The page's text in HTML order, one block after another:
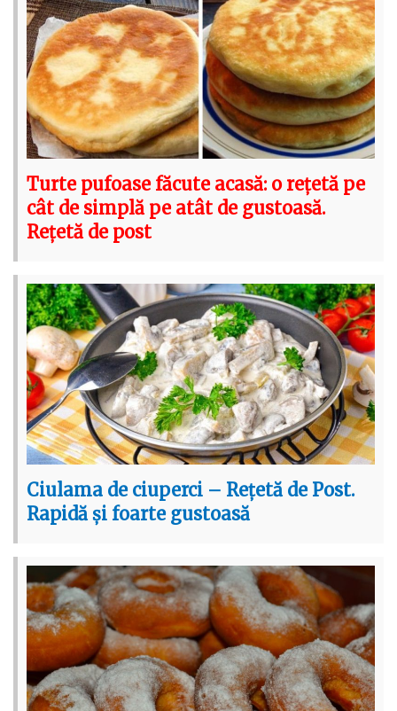
Turte pufoase făcute acasă: o rețetă pe
cât de simplă pe atât de gustoasă.
Rețetă de post
Ciulama de ciuperci – Rețetă de Post.
Rapidă și foarte gustoasă